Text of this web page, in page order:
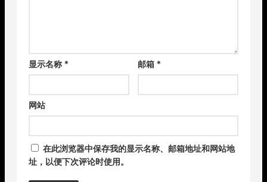
显示名称 * 邮箱*
网站
在此浏览器中保存我的显示名称、邮箱地址和网站地
址，以便下次评论时使用。